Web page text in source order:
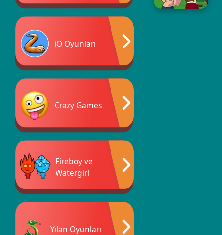
iO Oyunları
Crazy Games
Fireboy ve
Watergirl
Yılan Oyunları